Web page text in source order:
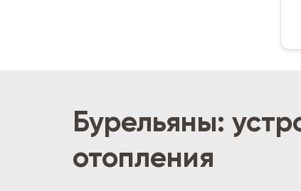
Бурельяны:
отопления